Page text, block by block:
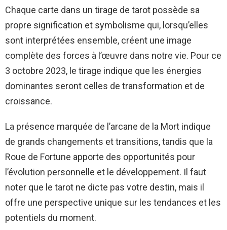
Chaque carte dans un tirage de tarot possède sa
propre signification et symbolisme qui, lorsqu’elles
sont interprétées ensemble, créent une image
complète des forces à l’œuvre dans notre vie. Pour ce
3 octobre 2023, le tirage indique que les énergies
dominantes seront celles de transformation et de
croissance.
La présence marquée de l’arcane de la Mort indique
de grands changements et transitions, tandis que la
Roue de Fortune apporte des opportunités pour
l’évolution personnelle et le développement. Il faut
noter que le tarot ne dicte pas votre destin, mais il
offre une perspective unique sur les tendances et les
potentiels du moment.